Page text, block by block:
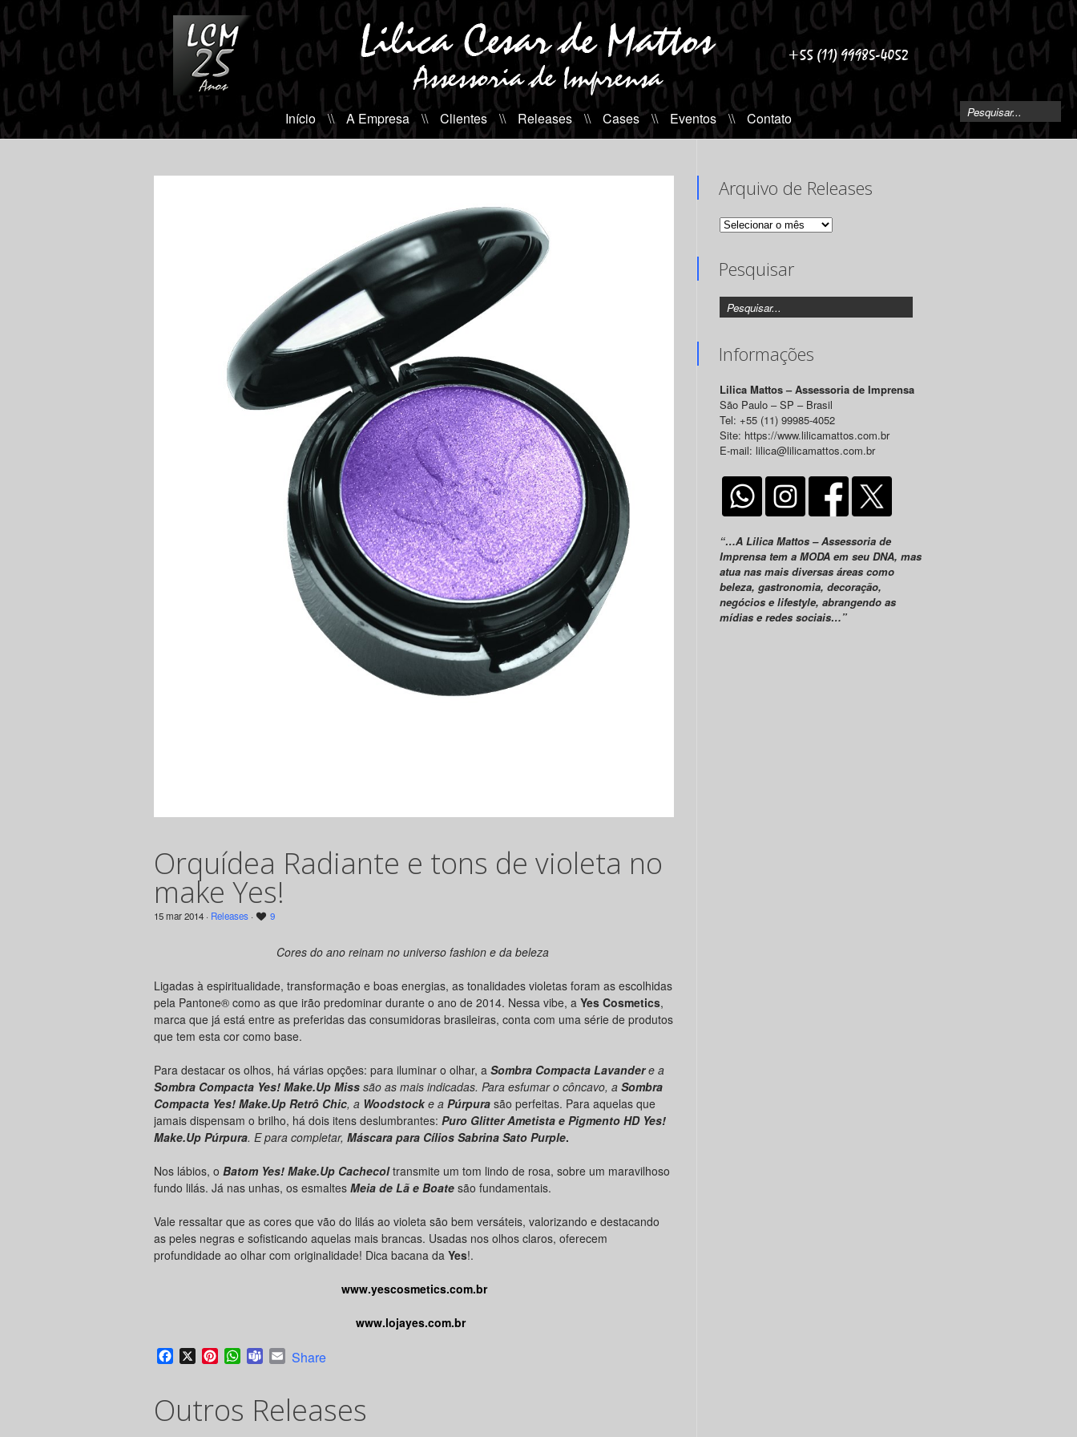
Início \\ A Empresa \\ Clientes \\ Releases \\ Cases \\ Eventos \\ Contato
Orquídea Radiante e tons de violeta no
make Yes!
15 mar 2014 · Releases · 9
Cores do ano reinam no universo fashion e da beleza
Ligadas à espiritualidade, transformação e boas energias, as tonalidades violetas foram as escolhidas
pela Pantone® como as que irão predominar durante o ano de 2014. Nessa vibe, a Yes Cosmetics,
marca que já está entre as preferidas das consumidoras brasileiras, conta com uma série de produtos
que tem esta cor como base.
Para destacar os olhos, há várias opções: para iluminar o olhar, a Sombra Compacta Lavandere a
Sombra Compacta Yes! Make.Up Miss são as mais indicadas. Para esfumar o côncavo, a Sombra
Compacta Yes! Make.Up Retrô Chic, a Woodstocke a Púrpura são perfeitas. Para aquelas que
jamais dispensam o brilho, há dois itens deslumbrantes: Puro Glitter Ametista e Pigmento HD Yes!
Make.Up Púrpura. E para completar, Máscara para Cílios Sabrina Sato Purple.
Nos lábios, o Batom Yes! Make.Up Cachecoltransmite um tom lindo de rosa, sobre um maravilhoso
fundo lilás. Já nas unhas, os esmaltes Meia de Lã e Boate são fundamentais.
Vale ressaltar que as cores que vão do lilás ao violeta são bem versáteis, valorizando e destacando
as peles negras e sofisticando aquelas mais brancas. Usadas nos olhos claros, oferecem
profundidade ao olhar com originalidade! Dica bacana da Yes!.
www.yescosmetics.com.br
www.lojayes.com.br
Facebook
X PinterestWhatsApp
TeamsEmail
Share
Outros Releases
Arquivo de Releases
Arquivo
Pesquisar
Informações
Lilica Mattos – Assessoria de Imprensa
São Paulo – SP – Brasil
Tel: +55 (11) 99985-4052
Site: https://www.lilicamattos.com.br
E-mail: lilica@lilicamattos.com.br
“…A Lilica Mattos – Assessoria de
Imprensa tem a MODA em seu DNA, mas
atua nas mais diversas áreas como
beleza, gastronomia, decoração,
negócios e lifestyle, abrangendo as
mídias e redes sociais…”